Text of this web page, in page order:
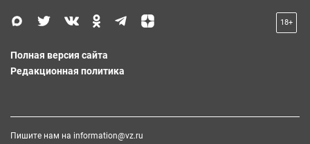
18+
Полная версия сайта
Редакционная политика
Пишите нам на information@vz.ru